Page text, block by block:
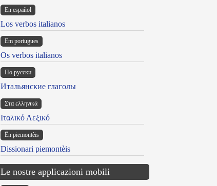
En español
Los verbos italianos
Em portugues
Os verbos italianos
По русски
Итальянские глаголы
Στα ελληνικά
Ιταλικό Λεξικό
Ën piemontèis
Dissionari piemontèis
Le nostre applicazioni mobili